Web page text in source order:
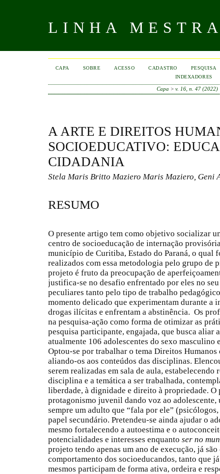
LINHA
CAPA SOBRE ACESSO CADASTRO
PESQUISA
INDEXADORES
Capa > v. 16, n. 47 (2022)
A ARTE E DIREITOS
SOCIOEDUCATIVO:
CIDADANIA
Stela Maris Britto Maziero Maris Maziero, Geni
RESUMO
O presente artigo tem como objetivo socializar
centro de socioeducação de internação
município de Curitiba, Estado do Paraná, o qual
realizados com essa metodologia pelo grupo de
projeto é fruto da preocupação de
justifica-se no desafio enfrentado por eles no
peculiares tanto pelo tipo de trabalho
momento delicado que experimentam durante a
drogas ilícitas e enfrentam a abstinência. Os
na pesquisa-ação como forma de otimizar as
pesquisa participante, engajada, que busca aliar
atualmente 106 adolescentes do sexo masculino
Optou-se por trabalhar o tema Direitos
aliando-os aos conteúdos das disciplinas.
serem realizadas em sala de aula, estabelecendo
disciplina e a temática a ser trabalhada,
liberdade, à dignidade e direito à propriedade. O
protagonismo juvenil dando voz ao adolescente,
sempre um adulto que “fala por ele”
papel secundário. Pretendeu-se ainda ajudar o
mesmo fortalecendo a autoestima e o
potencialidades e interesses enquanto ser no
projeto tendo apenas um ano de execução, já
comportamento dos socioeducandos, tanto que
mesmos participam de forma ativa, ordeira e